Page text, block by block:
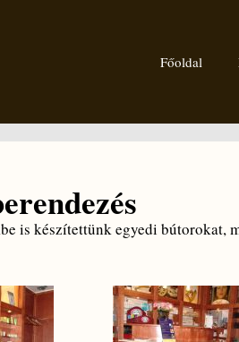
Főoldal
is készítettünk egyedi bútorokat,